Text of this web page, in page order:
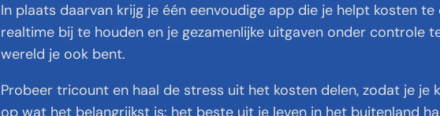
In plaats daarvan krijg je één eenvoudige app die je helpt kosten te
realtime bij te houden en je gezamenlijke uitgaven onder controle
wereld je ook bent.
Probeer tricount en haal de stress uit het kosten delen, zodat je je
op wat het belangrijkst is: het beste uit je leven in het buitenland